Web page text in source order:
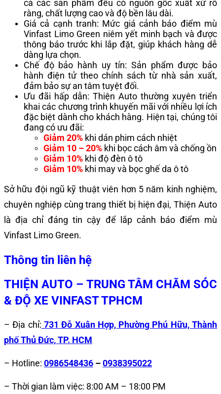
cả các sản phẩm đều có nguồn gốc xuất xứ rõ
ràng, chất lượng cao và độ bền lâu dài.
Giá cả cạnh tranh: Mức giá cảnh báo điểm mù
Vinfast Limo Green niêm yết minh bạch và được
thông báo trước khi lắp đặt, giúp khách hàng dễ
dàng lựa chọn.
Chế độ bảo hành uy tín: Sản phẩm được bảo
hành điện tử theo chính sách từ nhà sản xuất,
đảm bảo sự an tâm tuyệt đối.
Ưu đãi hấp dẫn: Thiện Auto thường xuyên triển
khai các chương trình khuyến mãi với nhiều lợi ích
đặc biệt dành cho khách hàng. Hiện tại, chúng tôi
đang có ưu đãi:
Giảm 20% khi dán phim cách nhiệt
Giảm 10 – 20% khi bọc cách âm và chống ồn
Giảm 10% khi độ đèn ô tô
Giảm 10% khi may và bọc ghế da ô tô
Sở hữu đội ngũ kỹ thuật viên hơn 5 năm kinh nghiệm,
chuyên nghiệp cùng trang thiết bị hiện đại, Thiện Auto
là địa chỉ đáng tin cậy để lắp cảnh báo điểm mù
Vinfast Limo Green.
Thông tin liên hệ
THIỆN AUTO – TRUNG TÂM CHĂM SÓC
& ĐỘ XE VINFAST TPHCM
– Địa chỉ: 731 Đỗ Xuân Hợp, Phường Phú Hữu, Thành
phố Thủ Đức, TP. HCM
– Hotline: 0986548436 –0938395022
– Thời gian làm việc: 8:00 AM – 18:00 PM